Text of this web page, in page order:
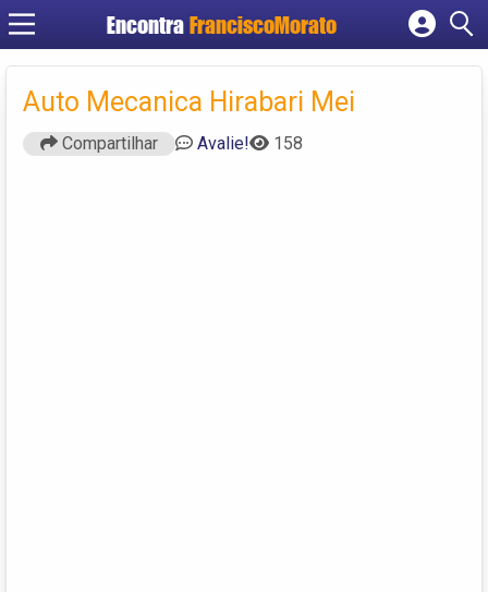
Encontra FranciscoMorato
Cadastrar empresa
Criar conta
Auto Mecanica Hirabari Mei
Compartilhar Avalie! 158